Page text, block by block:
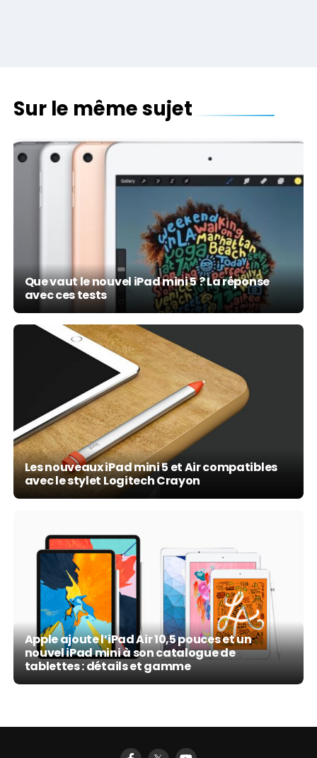
Sur le même sujet
Que vaut le nouvel iPad mini 5 ? La réponse
avec ces tests
Les nouveaux iPad mini 5 et Air compatibles
avec le stylet Logitech Crayon
Apple ajoute l’iPad Air 10,5 pouces et un
nouvel iPad mini à son catalogue de
tablettes : détails et gamme